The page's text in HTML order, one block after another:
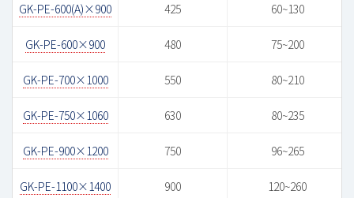
GK-PE-600(A)×900 425 60~130
GK-PE-600×900 480 75~200
GK-PE-700×1000 550 80~210
GK-PE-750×1060 630 80~235
GK-PE-900×1200 750 96~265
GK-PE-1100×1400 900 120~260